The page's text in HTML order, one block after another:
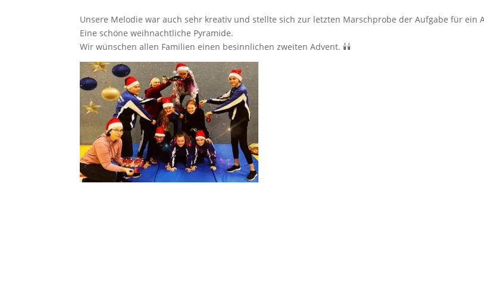
Unsere Melodie war auch sehr kreativ und stellte sich zur letzten Marschprobe der Aufgabe für ein
Eine schöne weihnachtliche Pyramide.
Wir wünschen allen Familien einen besinnlichen zweiten Advent. 🕯️🕯️